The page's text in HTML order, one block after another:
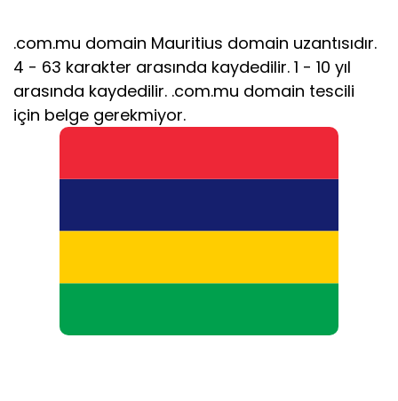
.com.mu domain Mauritius domain uzantısıdır.
4 - 63 karakter arasında kaydedilir. 1 - 10 yıl
arasında kaydedilir. .com.mu domain tescili
için belge gerekmiyor.